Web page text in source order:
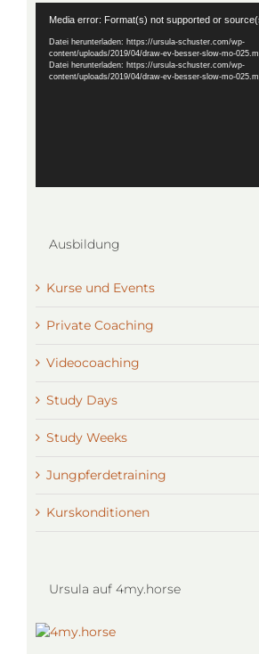
Media error: Format(s) not supported or
Datei herunterladen: https://ursula-schuster.com/wp-
content/uploads/2019/04/draw-ev-besser-slow-mo-
Datei herunterladen: https://ursula-schuster.com/wp-
content/uploads/2019/04/draw-ev-besser-slow-mo-
Ausbildung
Kurse und Events
Private Coaching
Videocoaching
Study Days
Study Weeks
Jungpferdetraining
Kurskonditionen
Ursula auf 4my.horse